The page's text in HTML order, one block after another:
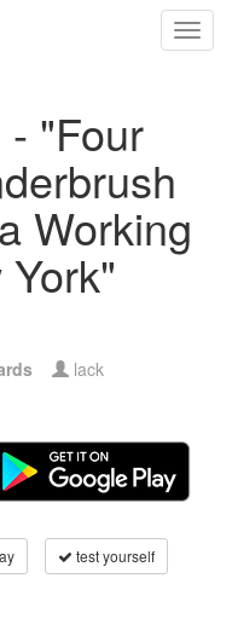
"Four
Working
lack
test yourself